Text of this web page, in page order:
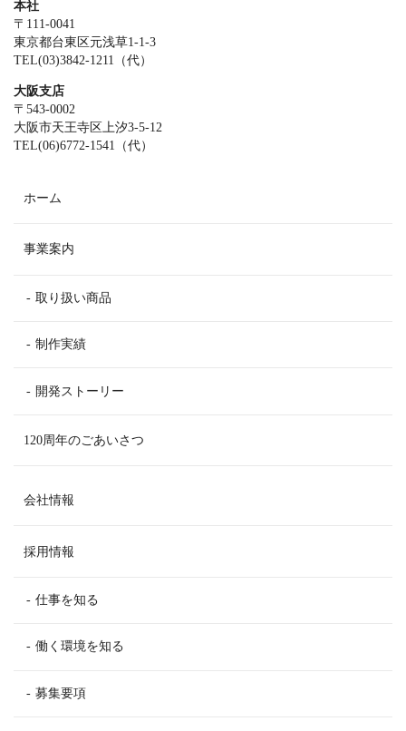
本社
〒111-0041
東京都台東区元浅草1-1-3
TEL(03)3842-1211（代）
大阪支店
〒543-0002
大阪市天王寺区上汐3-5-12
TEL(06)6772-1541（代）
ホーム
事業案内
取り扱い商品
制作実績
開発ストーリー
120周年のごあいさつ
会社情報
採用情報
仕事を知る
働く環境を知る
募集要項